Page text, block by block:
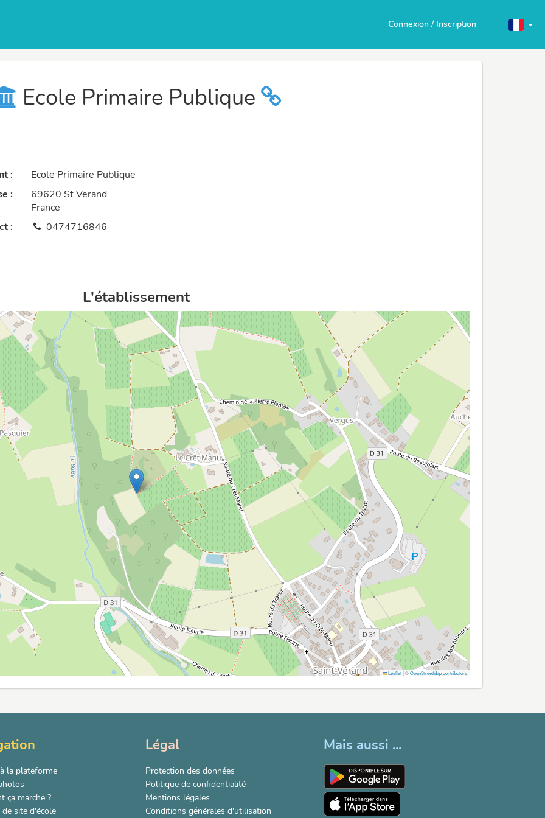
Connexion / Inscription
Ecole Primaire Publique
:
Ecole Primaire Publique
:
69620 St Verand
France
:
0474716846
L'établissement
Leaflet|©OpenStreetMap contributors
la plateforme
ça marche ?
site d'école
Légal
Protection des données
Politique de confidentialité
Mentions légales
Conditions générales d'utilisation
Mais aussi ...